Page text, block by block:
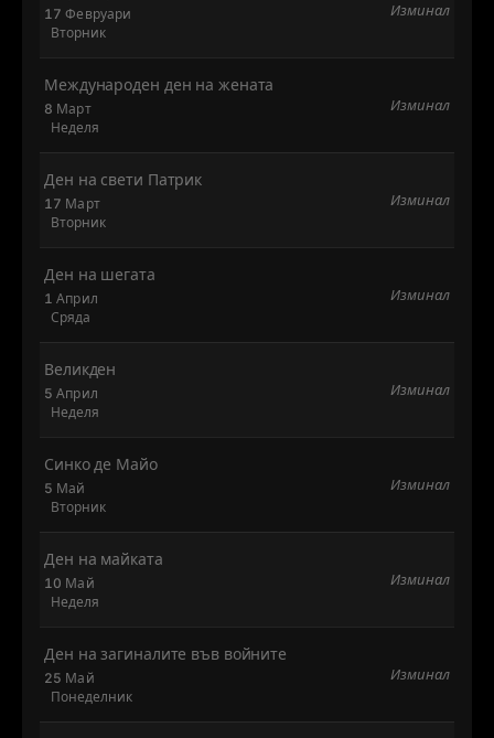
17 Февруари
Вторник
Изминал
8 Март
Неделя
Международен ден на жената
Изминал
17 Март
Вторник
Ден на свети Патрик
Изминал
1 Април
Сряда
Ден на шегата
Изминал
5 Април
Неделя
Великден
Изминал
5 Май
Вторник
Синко де Майо
Изминал
10 Май
Неделя
Ден на майката
Изминал
25 Май
Понеделник
Ден на загиналите във войните
Изминал